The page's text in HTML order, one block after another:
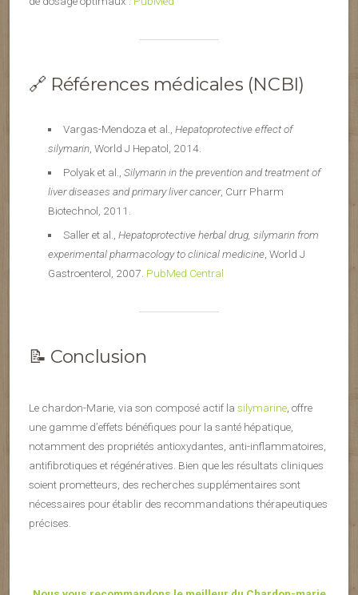
🔗 Références médicales (NCBI)
Vargas-Mendoza et al., Hepatoprotective effect of
silymarin , World J Hepatol, 2014.
Polyak et al., Silymarin in the prevention and treatment of
liver diseases and primary liver cancer, Curr Pharm
Biotechnol, 2011.
Saller et al., Hepatoprotective herbal drug, silymarin from
experimental pharmacology to clinical medicine , World J
Gastroenterol, 2007. PubMed Central
📝 Conclusion
Le chardon-Marie, via son composé actif la silymarine , offre
une gamme d’effets bénéfiques pour la santé hépatique,
notamment des propriétés antioxydantes, anti-inflammatoires,
antifibrotiques et régénératives. Bien que les résultats cliniques
soient prometteurs, des recherches supplémentaires sont
nécessaires pour établir des recommandations thérapeutiques
précises.